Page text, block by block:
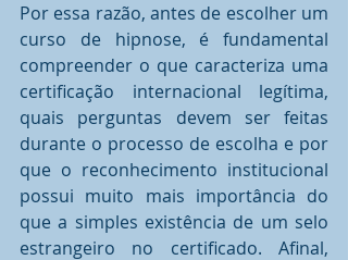
Por essa razão, antes de escolher um
curso de hipnose, é fundamental
compreender o que caracteriza uma
certificação internacional legítima,
quais perguntas devem ser feitas
durante o processo de escolha e por
que o reconhecimento institucional
possui muito mais importância do
que a simples existência de um selo
estrangeiro no certificado. Afinal,